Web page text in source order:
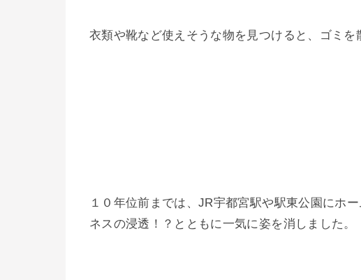
衣類や靴など使えそうな物を見つけると、ゴミを
１０年位前までは、JR宇都宮駅や駅東公園にホ
ネスの浸透！？とともに一気に姿を消しました。